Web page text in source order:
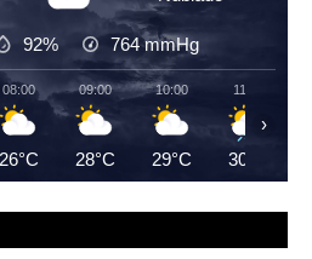
92% 764mmHg
08:00
26°C
09:00
28°C
10:00
29°C
11:00
30°C
›